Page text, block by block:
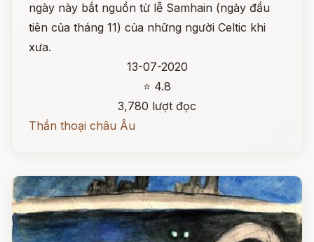
ngày này bắt nguồn từ lễ Samhain (ngày đầu
tiên của tháng 11) của những người Celtic khi
xưa.
13-07-2020
⭐ 4.8
3,780 lượt đọc
Thần thoại châu Âu